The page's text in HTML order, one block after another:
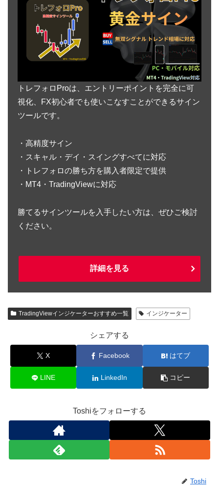
トレフォロProは、エントリーポイントを完全に可
視化、FX初心者でも使いこなすことができるサイン
ツールです。
・高精度サイン
・スキャル・デイ・スイングすべてに対応
・トレフォロの勝ち方を購入者限定で提供
・MT4・TradingViewに対応
勝てるサインツールを入手したい方は、ぜひご検討
ください。
詳細を見る
TradingViewインジケーターおすすめ一覧 インジケーター
シェアする
X Facebook はてブ
LINE LinkedIn コピー
Toshiをフォローする
Toshi